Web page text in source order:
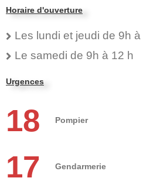
Horaire d'ouverture
Les lundi et jeudi de 9h
Le samedi de 9h à 12 h
Urgences
18 Pompier
17 Gendarmerie